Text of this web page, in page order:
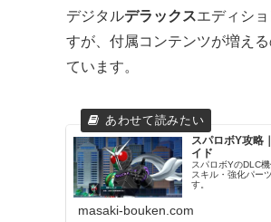
デジタルデラックスエディシ
すが、付属コンテンツが増え
ています。
スパロボY攻略
イド
スパロボYのDLC
スキル・強化パー
す。
masaki-bouken.com